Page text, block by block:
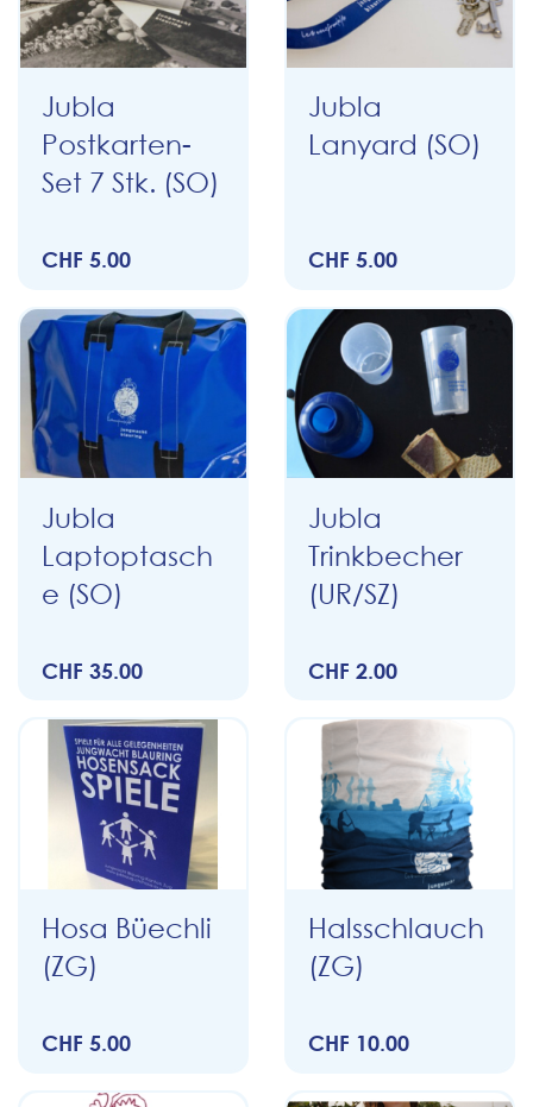
Jubla
Postkarten-
Set 7 Stk. (SO)
CHF 5.00
Jubla
Lanyard (SO)
CHF 5.00
Jubla
Laptoptasch
e (SO)
CHF 35.00
Jubla
Trinkbecher
(UR/SZ)
CHF 2.00
Hosa Büechli
(ZG)
CHF 5.00
Halsschlauch
(ZG)
CHF 10.00